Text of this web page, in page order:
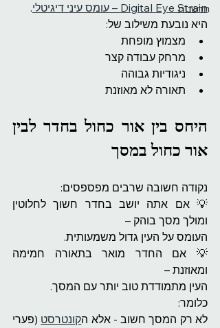
חדשנות
Digital Eye Strain – עומס עיני דיגיטלי
.
היא נובעת משילוב של:
מצמוץ מופחת
מרחק עבודה קצר
ניגודיות גבוהה
תאורה לא מאוזנת
אור כחול במסך
נקודה חשובה שרבים מפספסים:
ומולך מסך בוהק –
העומס על העין גדול משמעותית.
ומאוזנת –
העין מתמודדת טוב יותר עם המסך.
כלומר:
לא רק המסך חשוב - אלא הקונטרסט